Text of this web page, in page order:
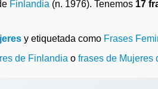
Finlandia (n. 1976). Tenemos 17
y etiquetada como Frases
de Finlandia o frases de Mujeres